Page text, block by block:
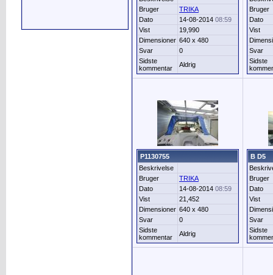
Bruger
TRIKA
Dato
14-08-2014 08:59
Vist
19,990
Dimensioner 640 x 480
Svar
0
Sidste
kommentar
Aldrig
Bruger
Dato
Vist
Svar
Sidste
P1130755
Beskrivelse
Bruger
TRIKA
Dato
14-08-2014 08:59
Vist
21,452
Dimensioner 640 x 480
Svar
0
Sidste
kommentar
Aldrig
B D5
Bruger
Dato
Vist
Svar
Sidste